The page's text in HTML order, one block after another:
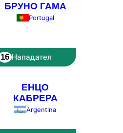
БРУНО ГАМА
Portugal
16 Нападател
ЕНЦО
КАБРЕРА
Argentina